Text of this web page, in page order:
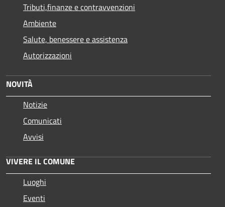
Tributi,finanze e contravvenzioni
Ambiente
Salute, benessere e assistenza
Autorizzazioni
NOVITÀ
Notizie
Comunicati
Avvisi
VIVERE IL COMUNE
Luoghi
Eventi